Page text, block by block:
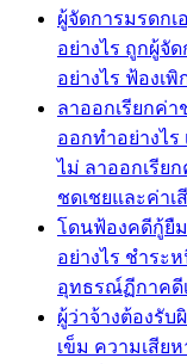
ผู้จัดการมรดก
อย่างไร ถูกผู้จั
อย่างไร ฟ้องเ
ลาออกเรียกค่า
ออกทำอย่างไร
ไม่ ลาออกเรีย
ชดเชยและค่าเ
โดนฟ้องคดีกู้ยื
อย่างไร ชำระ
อุทธรณ์ฏีกาคดี
ผู้ว่าจ้างต้องรับ
เข็ม ความเสีย